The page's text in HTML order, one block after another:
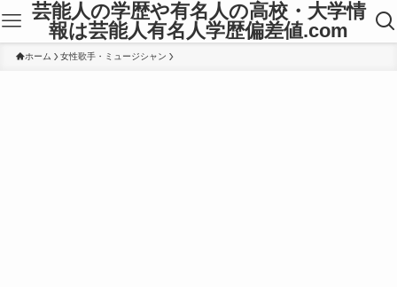
芸能人の学歴や有名人の高校・大学情
報は芸能人有名人学歴偏差値.com
ホーム 女性歌手・ミュージシャン